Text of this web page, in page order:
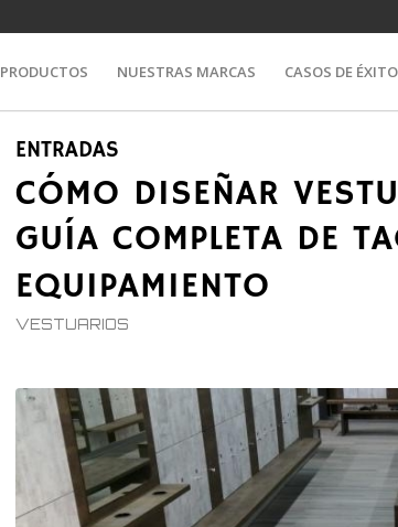
PRODUCTOS NUESTRAS MARCAS CASOS DE ÉXITO
ENTRADAS
CÓMO DISEÑAR
GUÍA COMPLETA DE
EQUIPAMIENTO
VESTUARIOS